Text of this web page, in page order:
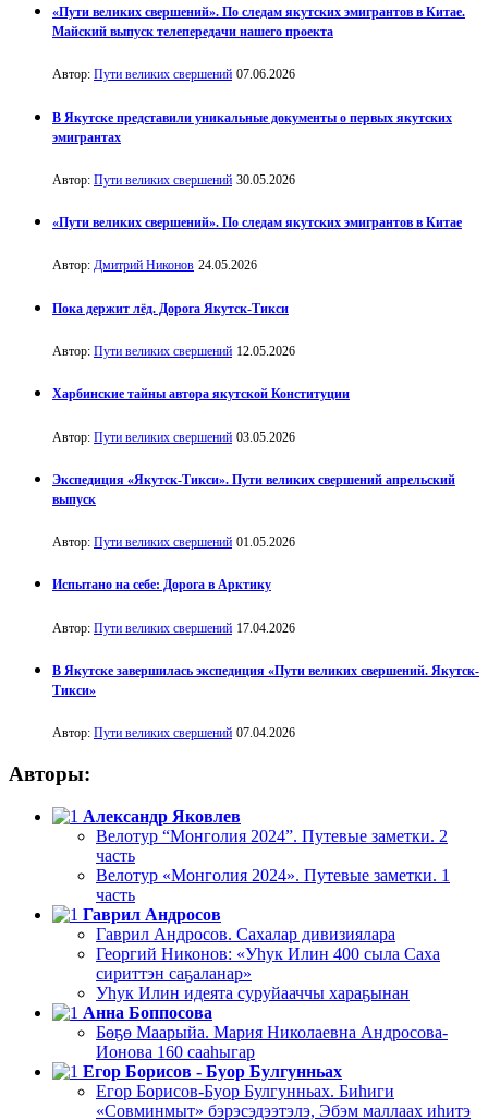
«Пути великих свершений». По следам якутских эмигрантов в Китае.
Майский выпуск телепередачи нашего проекта
Автор: Пути великих свершений 07.06.2026
В Якутске представили уникальные документы о первых якутских
эмигрантах
Автор: Пути великих свершений 30.05.2026
«Пути великих свершений». По следам якутских эмигрантов в Китае
Автор: Дмитрий Никонов 24.05.2026
Пока держит лёд. Дорога Якутск-Тикси
Автор: Пути великих свершений 12.05.2026
Харбинские тайны автора якутской Конституции
Автор: Пути великих свершений 03.05.2026
Экспедиция «Якутск-Тикси». Пути великих свершений апрельский
выпуск
Автор: Пути великих свершений 01.05.2026
Испытано на себе: Дорога в Арктику
Автор: Пути великих свершений 17.04.2026
В Якутске завершилась экспедиция «Пути великих свершений. Якутск-
Тикси»
Автор: Пути великих свершений 07.04.2026
Авторы:
Александр Яковлев
Велотур “Монголия 2024”. Путевые заметки. 2
часть
Велотур «Монголия 2024». Путевые заметки. 1
часть
Гаврил Андросов
Гаврил Андросов. Сахалар дивизиялара
Георгий Никонов: «Уһук Илин 400 сыла Саха
сириттэн саҕаланар»
Уһук Илин идеята суруйааччы хараҕынан
Анна Боппосова
Бөҕө Маарыйа. Мария Николаевна Андросова-
Ионова 160 сааһыгар
Егор Борисов - Буор Булгунньах
Егор Борисов-Буор Булгунньах. Биһиги
«Совминмыт» бэрэсэдээтэлэ, Эбэм маллаах иһитэ